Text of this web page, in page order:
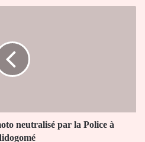
neutralisé par la Police à